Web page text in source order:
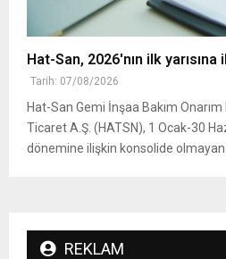
Hat-San, 2026'nın ilk
Tarih: 07/08/2026
Hat-San Gemi İnşaa Bakım
Ticaret A.Ş. (HATSN), 1 Ocak-30
dönemine ilişkin konsolide
REKLAM